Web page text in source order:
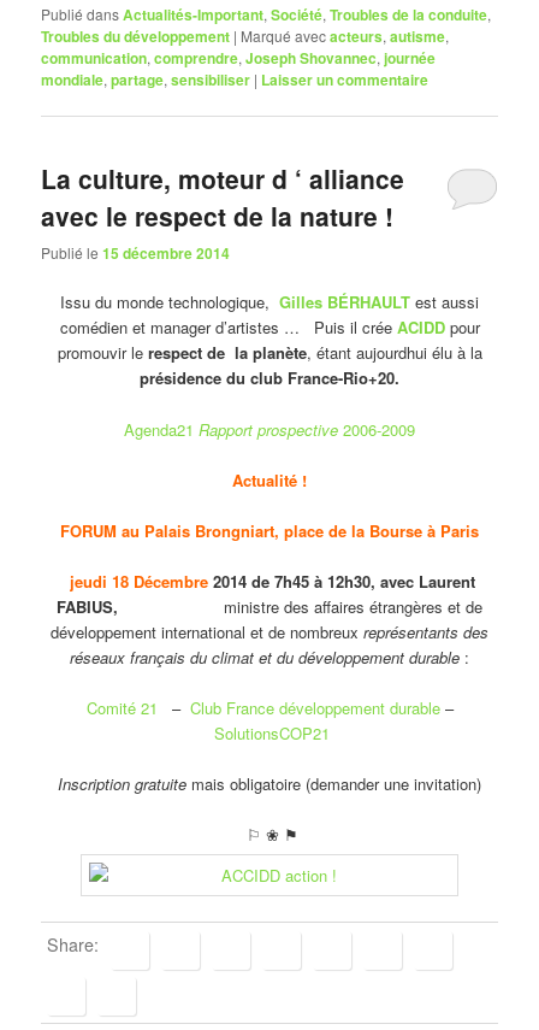
Publié dansActualités-Important,Société,Troubles de la conduite,
Troubles du développement | Marqué avecacteurs,autisme,
communication,comprendre,Joseph Shovannec,journée
mondiale,partage,sensibiliser | Laisser un commentaire
La culture, moteur d ‘ alliance
avec le respect de la nature !
Publié le15 décembre 2014
Issu du monde technologique, Gilles BÉRHAULT est aussi
comédien et manager d’artistes … Puis il créeACIDDpour
promouvir lerespect de la planète, étant aujourdhui élu à la
présidence du club France-Rio+20.
Agenda21 Rapport prospective 2006-2009
Actualité !
FORUM au Palais Brongniart, place de la Bourse à Paris
jeudi 18 Décembre2014 de 7h45 à 12h30, avec Laurent
FABIUS,
ministre des affaires étrangères et de
développement international et de nombreux représentants des
réseaux français du climat et du développement durable :
Comité 21 – Club France développement durable–
SolutionsCOP21
Inscription gratuite mais obligatoire (demander une invitation)
⚐ ❀ ⚑
Share: